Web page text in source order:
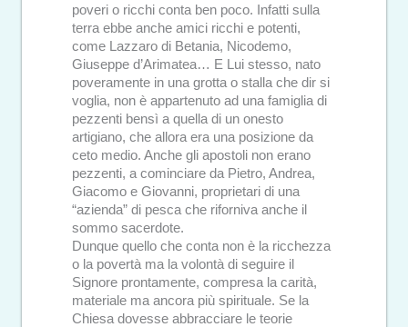
poveri o ricchi conta ben poco. Infatti sulla
terra ebbe anche amici ricchi e potenti,
come Lazzaro di Betania, Nicodemo,
Giuseppe d’Arimatea… E Lui stesso, nato
poveramente in una grotta o stalla che dir si
voglia, non è appartenuto ad una famiglia di
pezzenti bensì a quella di un onesto
artigiano, che allora era una posizione da
ceto medio. Anche gli apostoli non erano
pezzenti, a cominciare da Pietro, Andrea,
Giacomo e Giovanni, proprietari di una
“azienda” di pesca che riforniva anche il
sommo sacerdote.
Dunque quello che conta non è la ricchezza
o la povertà ma la volontà di seguire il
Signore prontamente, compresa la carità,
materiale ma ancora più spirituale. Se la
Chiesa dovesse abbracciare le teorie